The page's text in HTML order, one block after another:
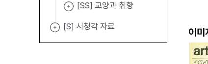
[SS] 교양과 취향
[S] 시청각 자료 이